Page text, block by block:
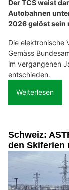
Der TCS weist
Autobahnen
2026 gelöst sein
Die elektronische
Gemäss
im vergangenen
entschieden.
Weiterlesen
Schweiz:
den Skiferien